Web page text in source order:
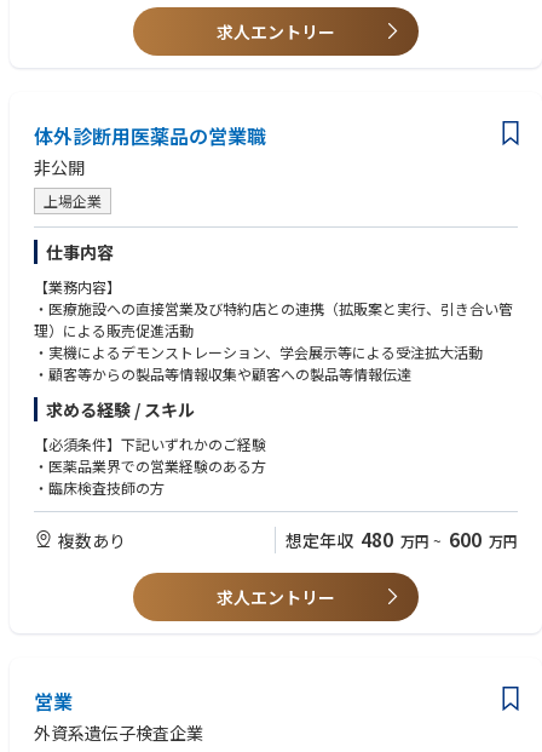
求人エントリー
体外診断用医薬品の営業職
非公開
上場企業
仕事内容
【業務内容】
・医療施設への直接営業及び特約店との連携（拡販案と実行、引き合い管
理）による販売促進活動
・実機によるデモンストレーション、学会展示等による受注拡大活動
・顧客等からの製品等情報収集や顧客への製品等情報伝達
求める経験 / スキル
【必須条件】下記いずれかのご経験
・医薬品業界での営業経験のある方
・臨床検査技師の方
複数あり 想定年収 480 万円 ~ 600 万円
求人エントリー
営業
外資系遺伝子検査企業